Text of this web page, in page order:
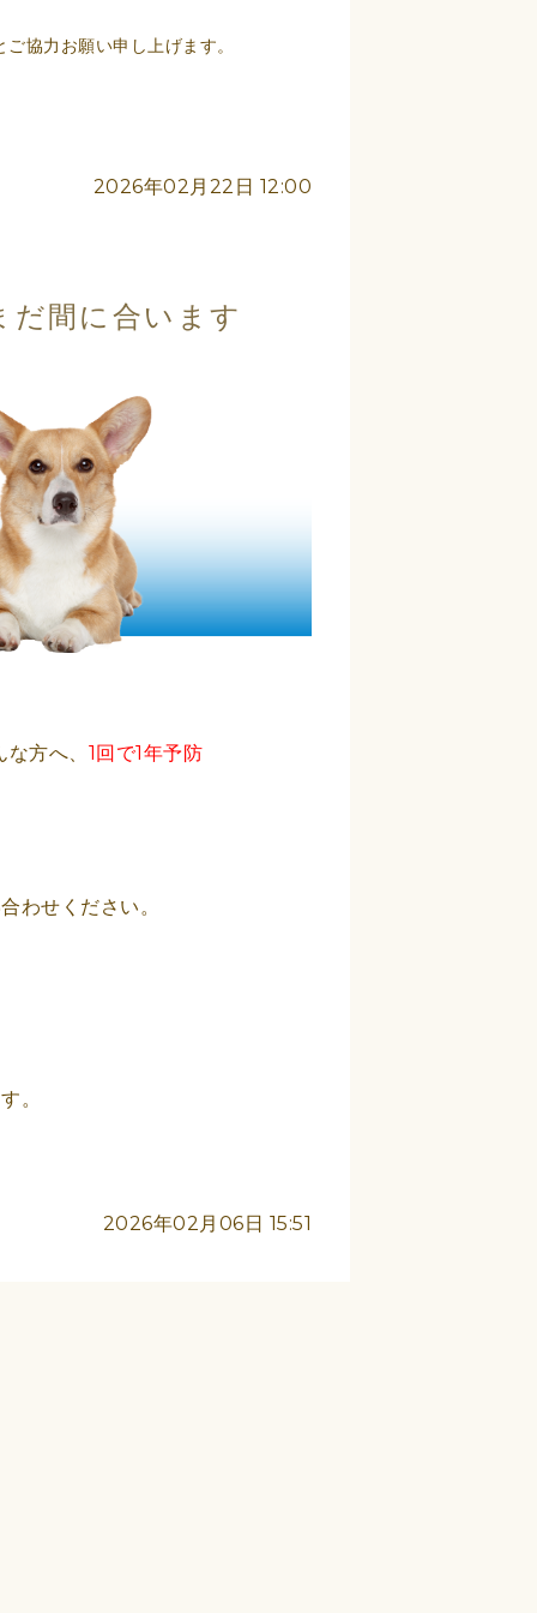
協力お願い申し上げます。
2026年02月22日 12:00
だ間に合います
方へ、 1回で1年予防
わせください。
。
2026年02月06日 15:51